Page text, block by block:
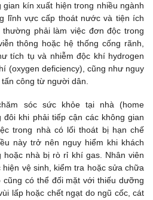
kín xuất hiện trong nhiều ngành
lĩnh vực cấp thoát nước và tiện ích
phải làm việc đơn độc trong
thông hoặc hệ thống cống rãnh,
tích tụ và nhiễm độc khí hydrogen
(oxygen deficiency), cũng như nguy
công từ người dân.
sóc sức khỏe tại nhà (home
khi phải tiếp cận các không gian
trong nhà có lối thoát bị hạn chế
này trở nên nguy hiểm khi khách
hoặc nhà bị rò rỉ khí gas. Nhân viên
vệ sinh, kiểm tra hoặc sửa chữa
có thể đối mặt với thiếu dưỡng
lấp hoặc chết ngạt do ngũ cốc, cát